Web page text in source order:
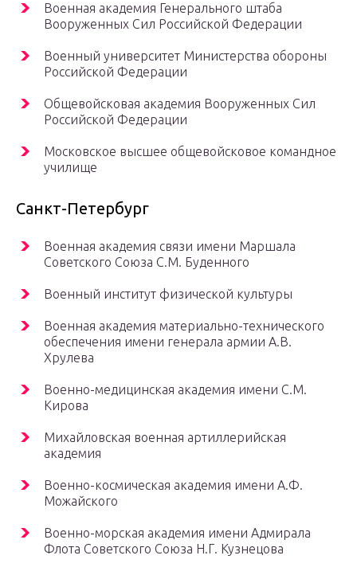
Военная академия Генерального штаба
Вооруженных Сил Российской Федерации
Военный университет Министерства обороны
Российской Федерации
Общевойсковая академия Вооруженных Сил
Российской Федерации
Московское высшее общевойсковое командное
училище
Санкт-Петербург
Военная академия связи имени Маршала
Советского Союза С.М. Буденного
Военный институт физической культуры
Военная академия материально-технического
обеспечения имени генерала армии А.В.
Хрулева
Военно-медицинская академия имени С.М.
Кирова
Михайловская военная артиллерийская
академия
Военно-космическая академия имени А.Ф.
Можайского
Военно-морская академия имени Адмирала
Флота Советского Союза Н.Г. Кузнецова